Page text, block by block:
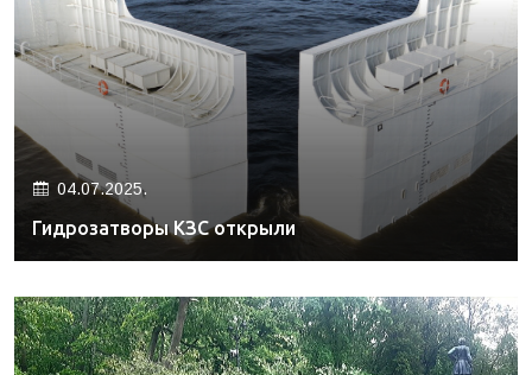
04.07.2025.
Гидрозатворы КЗС открыли